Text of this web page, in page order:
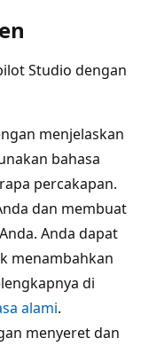
Studio dengan
menjelaskan
bahasa
percakapan.
dan membuat
Anda dapat
menambahkan
di
alami.
menyeret dan